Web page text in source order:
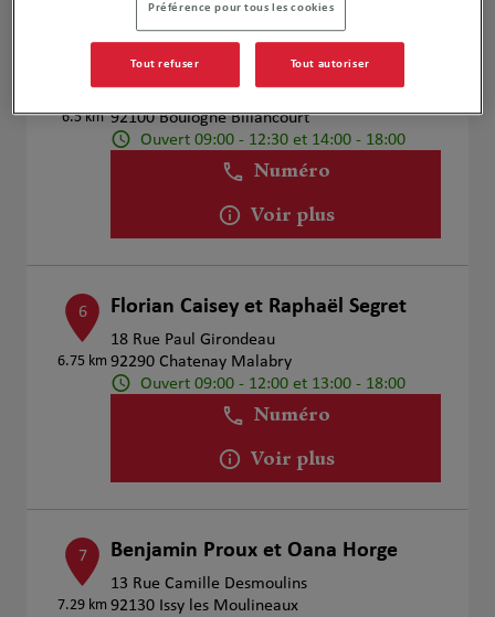
6.5 km
Antoine MALPEYRE
92100 Boulogne Billancourt
Ouvert 09:00 - 12:30 et 14:00 - 18:00
Numéro
Voir plus
6
6.75 km
Florian Caisey et Raphaël Segret
18 Rue Paul Girondeau
92290 Chatenay Malabry
Ouvert 09:00 - 12:00 et 13:00 - 18:00
Numéro
Voir plus
7
7.29 km
Benjamin Proux et Oana Horge
13 Rue Camille Desmoulins
92130 Issy les Moulineaux
Préférence pour tous les cookies
Tout refuser Tout autoriser